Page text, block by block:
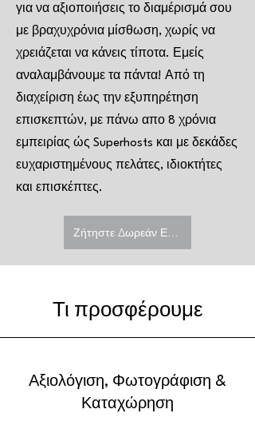
για να αξιοποιήσεις το διαμέρισμά σου
με βραχυχρόνια μίσθωση, χωρίς να
χρειάζεται να κάνεις τίποτα. Εμείς
αναλαμβάνουμε τα πάντα! Από τη
διαχείριση έως την εξυπηρέτηση
επισκεπτών, με πάνω απο 8 χρόνια
εμπειρίας ώς Superhosts και με δεκάδες
ευχαριστημένους πελάτες, ιδιοκτήτες
και επισκέπτες.
Ζήτηστε Δωρεάν Εκτίμηση
Τι προσφέρουμε
Αξιολόγιση, Φωτογράφιση &
Καταχώρηση